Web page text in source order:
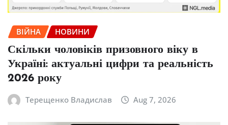
ВІЙНА НОВИНИ
Скільки чоловіків призовного віку в
Україні: актуальні цифри та реальність
2026 року
Терещенко Владислав Aug 7, 2026